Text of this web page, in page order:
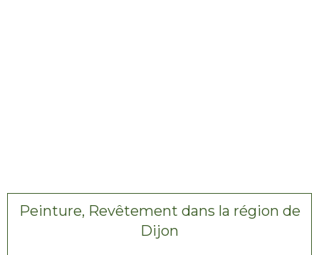
Peinture, Revêtement dans la région de
Dijon